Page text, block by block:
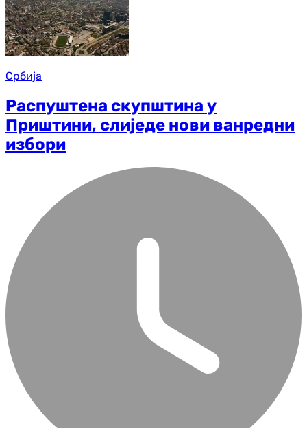
Србија
Распуштена скупштина у
Приштини, слиједе нови ванредни
избори